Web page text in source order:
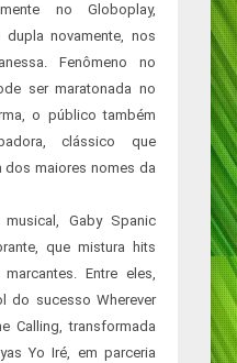
no Globoplay,
novamente, nos
Fenômeno no
ser maratonada no
o público também
clássico que
maiores nomes da
Gaby Spanic
que mistura hits
Entre eles,
do sucesso Wherever
Calling, transformada
Yo Iré, em parceria